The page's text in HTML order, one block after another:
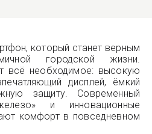
который станет верным
городской жизни.
всё необходимое: высокую
дисплей, ёмкий
защиту. Современный
и инновационные
комфорт в повседневном